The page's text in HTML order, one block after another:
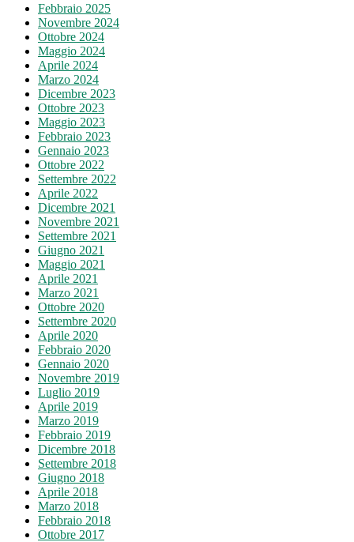
Febbraio 2025
Novembre 2024
Ottobre 2024
Maggio 2024
Aprile 2024
Marzo 2024
Dicembre 2023
Ottobre 2023
Maggio 2023
Febbraio 2023
Gennaio 2023
Ottobre 2022
Settembre 2022
Aprile 2022
Dicembre 2021
Novembre 2021
Settembre 2021
Giugno 2021
Maggio 2021
Aprile 2021
Marzo 2021
Ottobre 2020
Settembre 2020
Aprile 2020
Febbraio 2020
Gennaio 2020
Novembre 2019
Luglio 2019
Aprile 2019
Marzo 2019
Febbraio 2019
Dicembre 2018
Settembre 2018
Giugno 2018
Aprile 2018
Marzo 2018
Febbraio 2018
Ottobre 2017